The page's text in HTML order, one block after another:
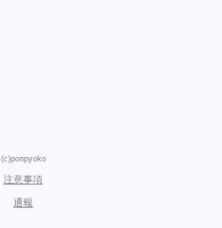
(c)ponpyoko
注意事項
通報